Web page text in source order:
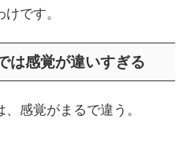
けです。
は感覚が違いすぎる
感覚がまるで違う。